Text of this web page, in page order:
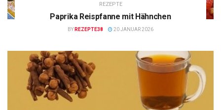
REZEPTE
Paprika Reispfanne mit Hähnchen
BY REZEPTE38 20 JANUAR 2026